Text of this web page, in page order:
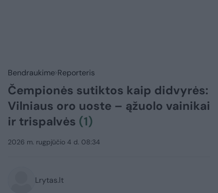
Bendraukime Reporteris
Čempionės sutiktos kaip didvyrės:
Vilniaus oro uoste – ąžuolo vainikai
ir trispalvės (1)
2026 m. rugpjūčio 4 d. 08:34
Lrytas.lt